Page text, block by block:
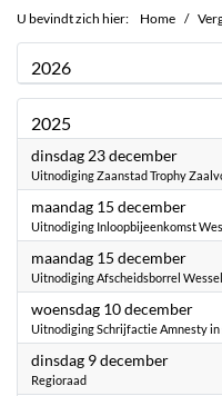
U bevindt zich hier: Home
2026
2025
dinsdag 23 december2025
Uitnodiging Zaanstad Trophy
maandag 15 december2025
Uitnodiging Inloopbijeenkomst
maandag 15 december2025
Uitnodiging Afscheidsborrel
woensdag 10 december2025
Uitnodiging Schrijfactie Amnesty in
dinsdag 9 december2025
Regioraad